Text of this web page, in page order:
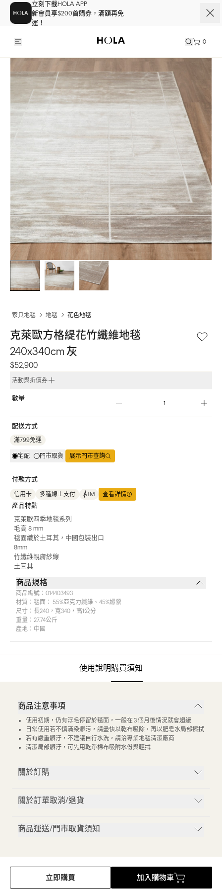
立刻下載HOLA APP
新會員享$200首購券，滿額再免
運！
0
家具地毯 地毯 花色地毯
克萊歐方格緹花竹纖維地毯
240x340cm 灰
$52,900
活動與折價券
數量
配送方式
滿799免運
宅配 門市取貨 展示門市查詢
付款方式
信用卡 多種線上支付 ATM 查看詳情
產品特點
克萊歐四季地毯系列
毛高 8 mm
毯面織於土耳其，中國包裝出口
8mm
竹纖維親膚紗線
土耳其
商品規格
商品編號： 014403493
材質： 毯面： 55%亞克力纖維、45%嫘縈
尺寸： 長240，寬340，高1公分
重量： 27.74公斤
產地： 中國
使用說明購買須知
商品注意事項
使用初期，仍有浮毛停留於毯面，一般在 3 個月後情況就會趨緩
日常使用若不慎滴染髒污，請盡快以乾布吸除，再以肥皂水局部擦拭
若有嚴重髒汙，不建議自行水洗，請洽專業地毯清潔廠商
清潔局部髒汙，可先用乾淨棉布吸附水份與輕拭
關於訂購
關於訂單取消/退貨
商品運送/門市取貨須知
立即購買 加入購物車